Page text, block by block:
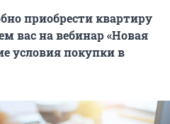
приобрести квартиру
вас на вебинар «Новая
условия покупки в